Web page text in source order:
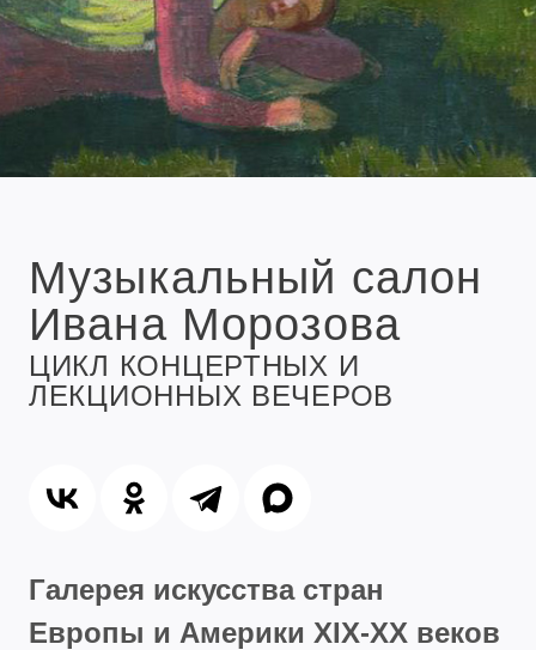
Музыкальный салон
Ивана Морозова
ЦИКЛ КОНЦЕРТНЫХ И
ЛЕКЦИОННЫХ ВЕЧЕРОВ
Галерея искусства стран
Европы и Америки XIX-XX веков